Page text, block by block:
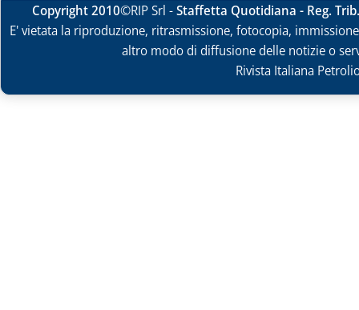
Copyright 2010©RIP Srl -Staffetta Quotidiana - Reg.
E' vietata la riproduzione, ritrasmissione, fotocopia,
altro modo di diffusione delle notizie o
Rivista Italiana